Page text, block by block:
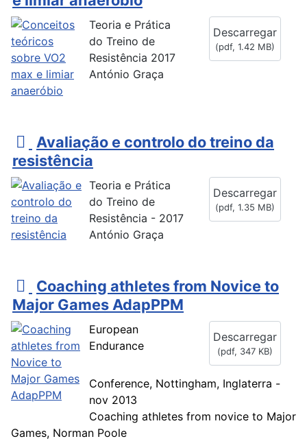
f
Descarregar
(pdf, 1.42 MB)
Teoria e Prática
do Treino de
Resistência 2017
António Graça
p
d
f
Avaliação e controlo do treino da
resistência
Descarregar
(pdf, 1.35 MB)
Teoria e Prática
do Treino de
Resistência - 2017
António Graça
p
d
f
Coaching athletes from Novice to
Major Games AdapPPM
Descarregar
(pdf, 347 KB)
European
Endurance
Conference, Nottingham, Inglaterra -
nov 2013
Coaching athletes from novice to Major
Games, Norman Poole